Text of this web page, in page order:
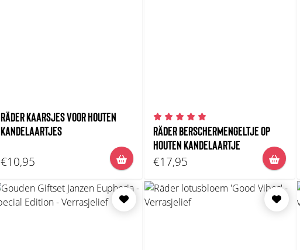
RÄDER KAARSJES VOOR HOUTEN
KANDELAARTJES
€10,95
RÄDER BERSCHERMENGELTJE OP
HOUTEN KANDELAARTJE
€17,95